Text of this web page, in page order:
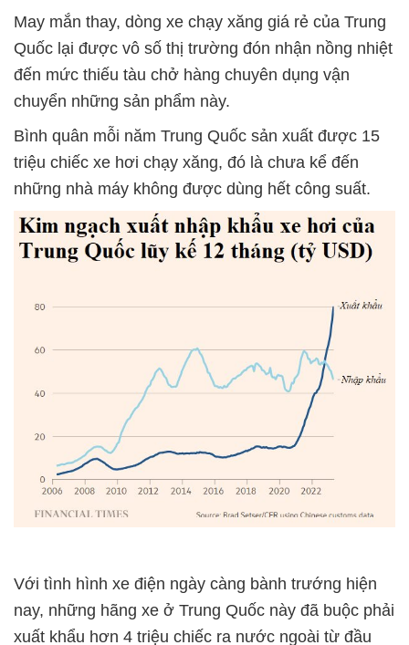
May mắn thay, dòng xe chạy xăng giá rẻ của Trung
Quốc lại được vô số thị trường đón nhận nồng nhiệt
đến mức thiếu tàu chở hàng chuyên dụng vận
chuyển những sản phẩm này.
Bình quân mỗi năm Trung Quốc sản xuất được 15
triệu chiếc xe hơi chạy xăng, đó là chưa kể đến
những nhà máy không được dùng hết công suất.
Với tình hình xe điện ngày càng bành trướng hiện
nay, những hãng xe ở Trung Quốc này đã buộc phải
xuất khẩu hơn 4 triệu chiếc ra nước ngoài từ đầu